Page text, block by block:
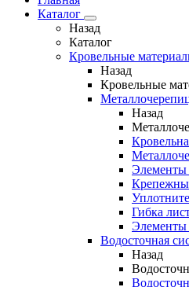
Каталог
Назад
Каталог
Кровельные
Назад
Кровельные
Назад
Элементы
Гибка
Элементы
Водосточная
Назад